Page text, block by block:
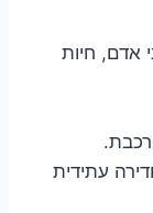
אדם, חיות
עתידית